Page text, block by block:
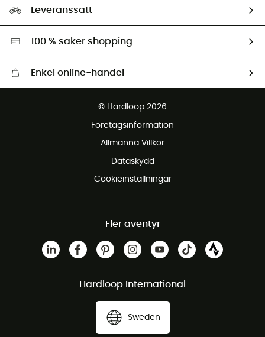
Ambassadörer
Miljöanpassat urval
Leveranssätt
100 % säker shopping
Enkel online-handel
Gratis retur inom 100 dagar
© Hardloop 2026
Företagsinformation
Allmänna Villkor
Dataskydd
Cookieinställningar
Fler äventyr
Hardloop International
Sweden